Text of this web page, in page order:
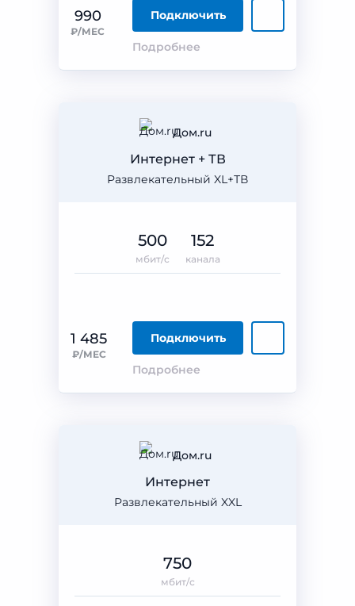
990
₽/МЕС
Подключить
Подробнее
Дом.ru
Развлекательный XL+ТВ
Интернет + ТВ
1 485
₽/МЕС
Подключить
Подробнее
500
мбит/с
152
канала
Дом.ru
Развлекательный XXL
Интернет
750
мбит/с